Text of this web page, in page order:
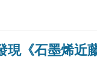
現《石墨烯近